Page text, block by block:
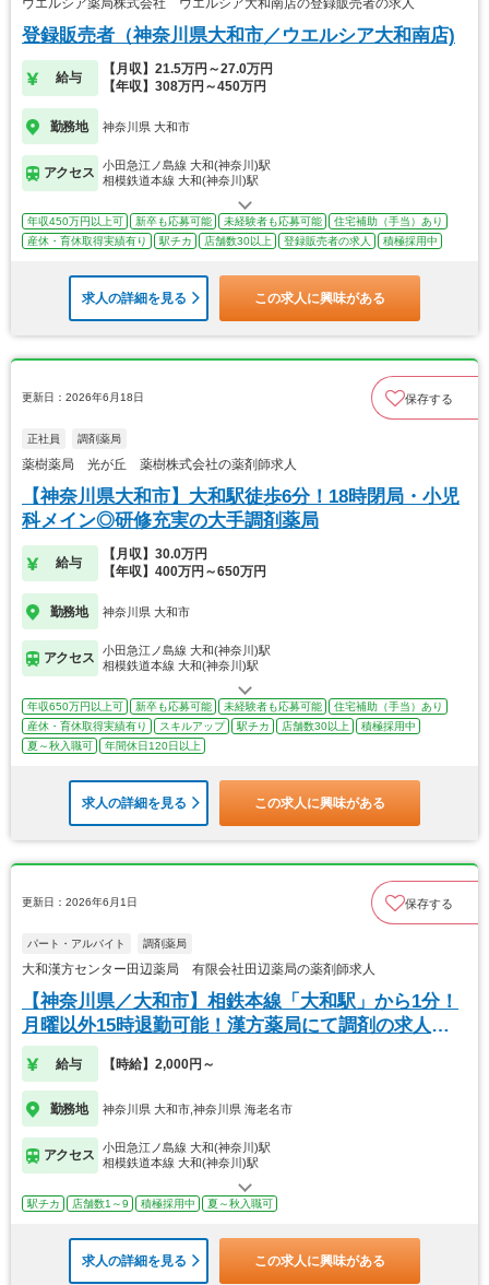
ウエルシア薬局株式会社 ウエルシア大和南店の登録販売者の求人
登録販売者（神奈川県大和市／ウエルシア大和南店)
給与
【月収】21.5万円～27.0万円
【年収】308万円～450万円
勤務地 神奈川県 大和市
アクセス
小田急江ノ島線 大和(神奈川)駅
相模鉄道本線 大和(神奈川)駅
年収450万円以上可 新卒も応募可能 未経験者も応募可能
住宅補助（手当）あり
産休・育休取得実績有り
駅チカ 店舗数30以上 登録販売者の求人 積極採用中
求人の詳細を見る この求人に興味がある
更新日：2026年6月18日 保存する
正社員 調剤薬局
薬樹薬局 光が丘 薬樹株式会社の薬剤師求人
【神奈川県大和市】大和駅徒歩6分！18時閉局・小児
科メイン◎研修充実の大手調剤薬局
給与
【月収】30.0万円
【年収】400万円～650万円
勤務地 神奈川県 大和市
アクセス
小田急江ノ島線 大和(神奈川)駅
相模鉄道本線 大和(神奈川)駅
年収650万円以上可 新卒も応募可能 未経験者も応募可能
住宅補助（手当）あり
産休・育休取得実績有り
スキルアップ 駅チカ 店舗数30以上
積極採用中
夏～秋入職可
年間休日120日以上
求人の詳細を見る この求人に興味がある
更新日：2026年6月1日 保存する
パート・アルバイト 調剤薬局
大和漢方センター田辺薬局 有限会社田辺薬局の薬剤師求人
【神奈川県／大和市】相鉄本線「大和駅」から1分！
月曜以外15時退勤可能！漢方薬局にて調剤の求人で
す
給与 【時給】2,000円～
勤務地 神奈川県 大和市,神奈川県 海老名市
アクセス
小田急江ノ島線 大和(神奈川)駅
相模鉄道本線 大和(神奈川)駅
駅チカ 店舗数1～9 積極採用中 夏～秋入職可
求人の詳細を見る この求人に興味がある